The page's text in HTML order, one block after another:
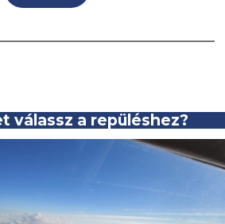
válassz a repüléshez?